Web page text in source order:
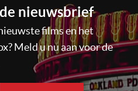
nieuwsbrief
films en het
Meld u nu aan voor de